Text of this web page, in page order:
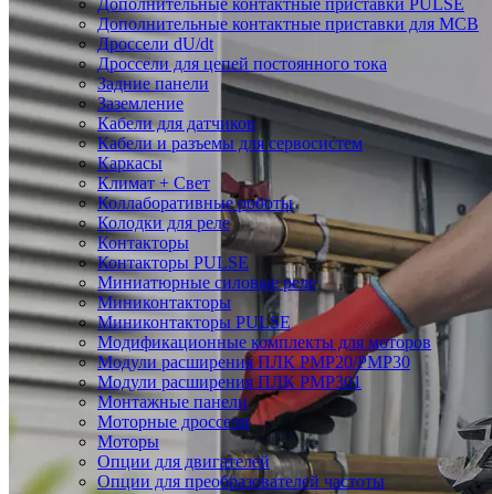
Дополнительные контактные приставки PULSE
Дополнительные контактные приставки для MCB
Дроссели dU/dt
Дроссели для цепей постоянного тока
Задние панели
Заземление
Кабели для датчиков
Кабели и разъемы для сервосистем
Каркасы
Климат + Свет
Коллаборативные роботы
Колодки для реле
Контакторы
Контакторы PULSE
Миниатюрные силовые реле
Миниконтакторы
Миниконтакторы PULSE
Модификационные комплекты для моторов
Модули расширения ПЛК PMP20/PMP30
Модули расширения ПЛК PMP301
Монтажные панели
Моторные дроссели
Моторы
Опции для двигателей
Опции для преобразователей частоты